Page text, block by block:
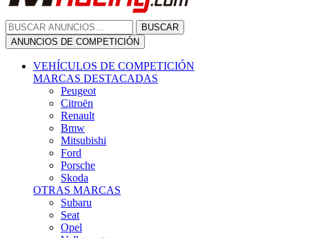
BUSCAR
ANUNCIOS DE COMPETICIÓN
VEHÍCULOS DE COMPETICIÓN
MARCAS DESTACADAS
Peugeot
Citroën
Renault
Bmw
Mitsubishi
Ford
Porsche
Skoda
OTRAS MARCAS
Subaru
Seat
Opel
Volkswagen
Hyundai